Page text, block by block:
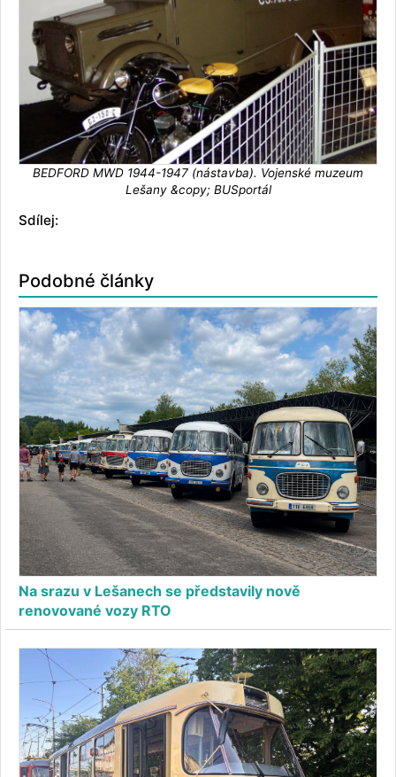
BEDFORD MWD 1944-1947 (nástavba). Vojenské muzeum
Lešany &copy; BUSportál
Sdílej:
Podobné články
Na srazu v Lešanech se představily nově
renovované vozy RTO